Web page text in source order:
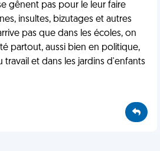
gênent pas pour le leur faire
insultes, bizutages et autres
pas que dans les écoles, on
partout, aussi bien en politique,
et dans les jardins d'enfants